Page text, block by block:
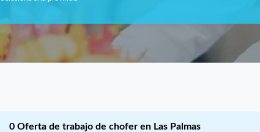
0 Oferta de trabajo de chofer en Las Palmas